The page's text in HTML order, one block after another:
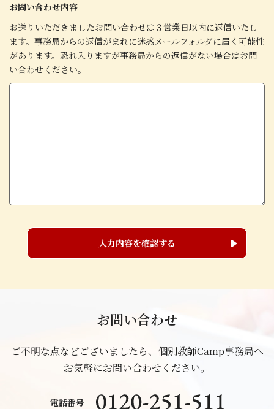
お問い合わせ内容
お送りいただきましたお問い合わせは３営業日以内に返信いたし
ます。事務局からの返信がまれに迷惑メールフォルダに届く可能性
があります。恐れ入りますが事務局からの返信がない場合はお問
い合わせください。
入力内容を確認する
お問い合わせ
ご不明な点などございましたら、個別教師Camp事務局へ
お気軽にお問い合わせください。
電話番号